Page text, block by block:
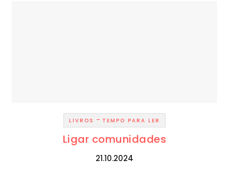
LIVROS - TEMPO PARA LER
Ligar comunidades
21.10.2024